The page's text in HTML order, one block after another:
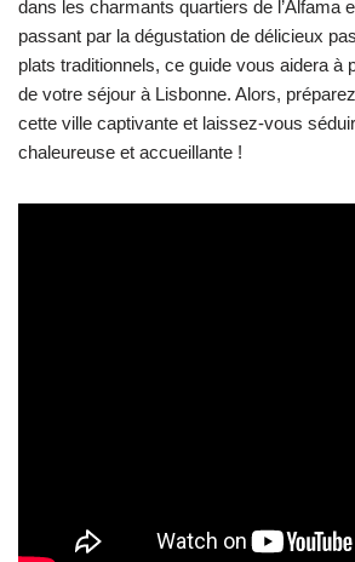
dans les charmants quartiers de l’Alfama
passant par la dégustation de délicieux
plats traditionnels, ce guide vous aidera à
de votre séjour à Lisbonne. Alors,
cette ville captivante et laissez-vous
chaleureuse et accueillante !